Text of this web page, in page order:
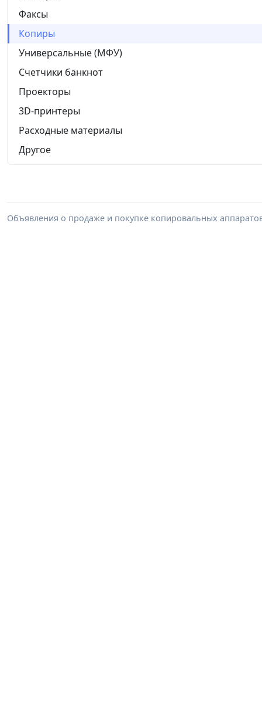
Факсы
Копиры
Универсальные (МФУ)
Счетчики банкнот
Проекторы
3D-принтеры
Расходные материалы
Другое
Объявления о продаже и покупке копировальных